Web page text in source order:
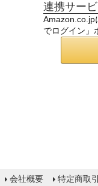
連携サー
Amazon.co.jp
でログイン」
会社概要 特定商取